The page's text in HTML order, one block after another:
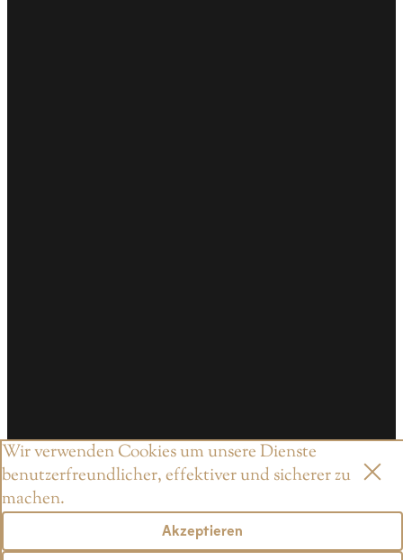
Wir verwenden Cookies um unsere Dienste
benutzerfreundlicher, effektiver und sicherer zu
machen.
Akzeptieren